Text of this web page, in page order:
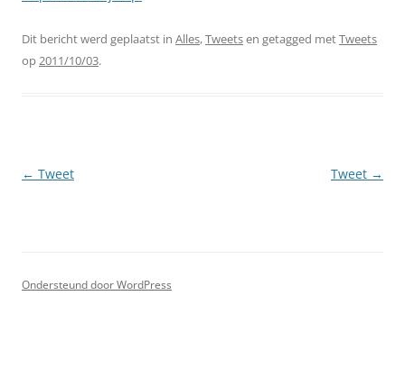
Dit bericht werd geplaatst in Alles,Tweetsen getagged metTweets
op2011/10/03.
Berichtnavigatie
← Tweet Tweet →
Ondersteund door WordPress